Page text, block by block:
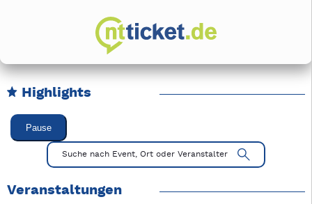
Highlights
Karussell Veranstaltungen überspringen
Pause
Mit Tab zu den Steuerelementen wechseln. Mit Pfeiltasten
Suche nach Event, Ort oder Veranstalter
Veranstaltungen